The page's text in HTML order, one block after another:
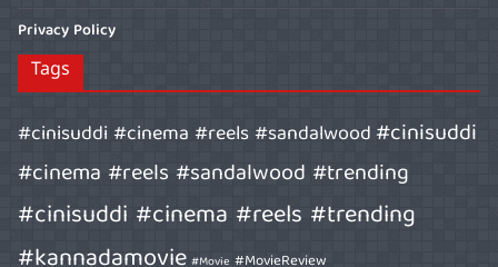
Privacy Policy
Tags
#cinisuddi #cinema #reels #sandalwood#cinisuddi
#cinema #reels #sandalwood #trending
#cinisuddi #cinema #reels #trending
#Movie